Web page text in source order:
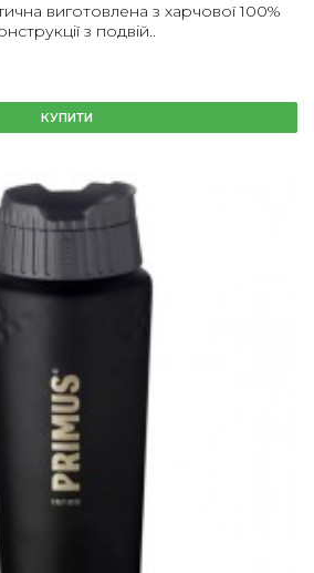
виготовлена з харчової 100%
з подвій..
КУПИТИ